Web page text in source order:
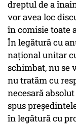
dreptul de a
vor avea loc
în comisie toate
În legătură cu
naţional unitar
schimbat, nu se
nu tratăm cu
necesară
spus
în legătură cu